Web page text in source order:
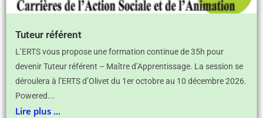
Tuteur référent
L’ERTS vous propose une formation continue de 35h pour
devenir Tuteur référent – Maître d’Apprentissage. La session se
déroulera à l’ERTS d’Olivet du 1er octobre au 10 décembre 2026.
Powered...
Lire plus ...